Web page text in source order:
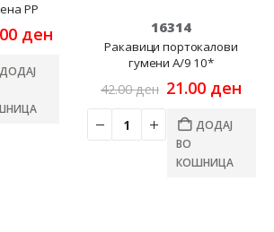
PP
ден.
ден
485.00 ден.
ДОДАЈ
16314
Ракавици портокалови
гумени А/9 10*
42.00ден Original
was:
42.00 ден.
21.00 ден
ДОДАЈ
ВО
КОШНИЦА